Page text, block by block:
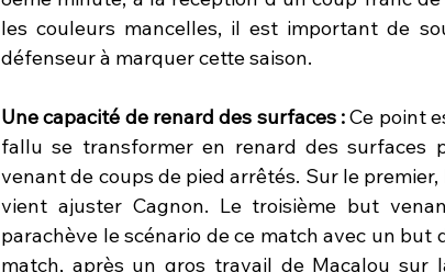
les couleurs mancelles, il est important de
défenseur à marquer cette saison.
Une capacité de renard des surfaces : Ce point
fallu se transformer en renard des surfaces
venant de coups de pied arrêtés. Sur le
vient ajuster Cagnon. Le troisième but
parachève le scénario de ce match avec un
match, après un gros travail de Macalou sur